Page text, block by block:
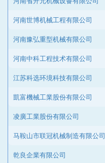
河南世博机械工程有限公司
河南豫弘重型机械有限公司
河南中科工程技术有限公司
江苏科选环境科技有限公司
凱富機械工業股份有限公司
凌廣工業股份有限公司
马鞍山市联冠机械制造有限公司
乾良企業有限公司